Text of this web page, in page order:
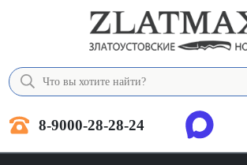
8-9000-28-28-24